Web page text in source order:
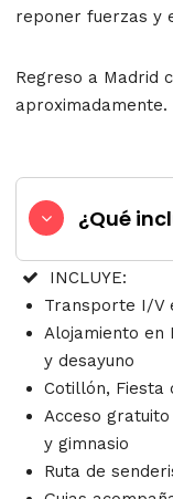
reponer fuerzas y
Regreso a Madrid
aproximadamente.
¿Qué
INCLUYE:
Transporte I/V
Alojamiento en
y desayuno
Cotillón, Fiesta
Acceso
y gimnasio
Ruta de